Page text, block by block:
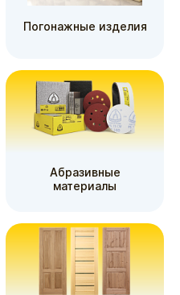
Погонажные изделия
Абразивные
материалы